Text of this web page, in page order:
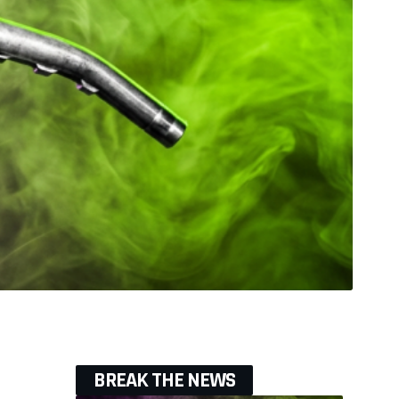
BREAK THE NEWS